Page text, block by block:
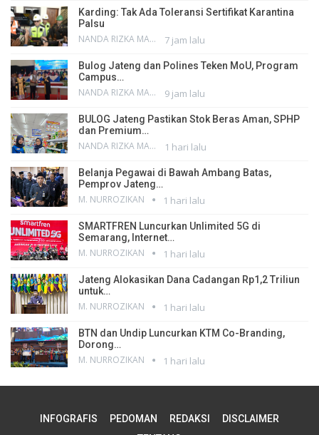
Karding: Tak Ada Toleransi Sertifikat Karantina
Palsu
NANDA RIZKA MAHENDRA 7 jam lalu
Bulog Jateng dan Polines Teken MoU, Program
Campus…
NANDA RIZKA MAHENDRA 9 jam lalu
BULOG Jateng Pastikan Stok Beras Aman, SPHP
dan Premium…
NANDA RIZKA MAHENDRA 1 hari lalu
Belanja Pegawai di Bawah Ambang Batas,
Pemprov Jateng…
M. NURROZIKAN 1 hari lalu
SMARTFREN Luncurkan Unlimited 5G di
Semarang, Internet…
M. NURROZIKAN 1 hari lalu
Jateng Alokasikan Dana Cadangan Rp1,2 Triliun
untuk…
M. NURROZIKAN 1 hari lalu
BTN dan Undip Luncurkan KTM Co-Branding,
Dorong…
M. NURROZIKAN 1 hari lalu
INFOGRAFIS PEDOMAN REDAKSI
DISCLAIMER